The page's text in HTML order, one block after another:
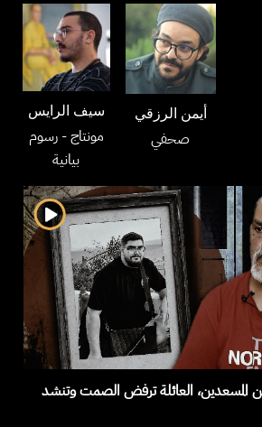
سيف الرايس
مونتاج- رسوم
بيانية
أيمن الرزقي
صحفي
المسعدين، العائلة ترفض الصمت وتنشد